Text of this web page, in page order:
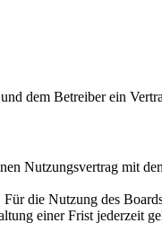
dem Betreiber ein
Nutzungsvertrag mit
die Nutzung des
einer Frist jederzeit